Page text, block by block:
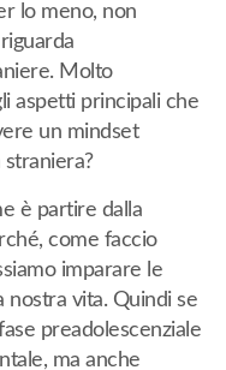
lo meno, non
Molto
aspetti principali che
un mindset
è partire dalla
come faccio
imparare le
nostra vita. Quindi se
preadolescenziale
ma anche